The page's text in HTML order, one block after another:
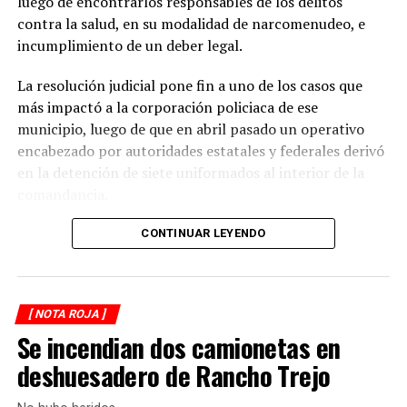
La circulación en la zona se vio afectada por algunos
minutos mientras se realizaban las labores de auxilio y el
levantamiento de indicios por parte de las autoridades.
Posteriormente, el tránsito fue restablecido de manera
normal.
contra la salud, en su modalidad de narcomenudeo, e
incumplimiento de un deber legal.
La resolución judicial pone fin a uno de los casos que
más impactó a la corporación policiaca de ese
municipio, luego de que en abril pasado un operativo
encabezado por autoridades estatales y federales derivó
en la detención de siete uniformados al interior de la
La intervención se realizó el 10 de abril mediante un
despliegue conjunto de agentes de la Policía Ministerial,
elementos de la Secretaría de Marina (Semar) y de la
Secretaría de Seguridad Pública (SSP), quienes
ejecutaron una revisión en las instalaciones de la
corporación municipal.
Durante la inspección, los efectivos localizaron diversas
CONTINUAR LEYENDO
[ NOTA ROJA ]
Se incendian dos camionetas en
deshuesadero de Rancho Trejo